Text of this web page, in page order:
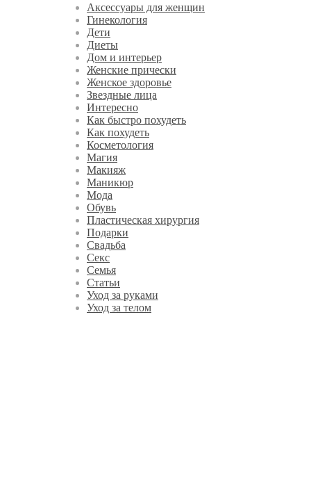
Аксессуары для женщин
Гинекология
Дети
Диеты
Дом и интерьер
Женские прически
Женское здоровье
Звездные лица
Интересно
Как быстро похудеть
Как похудеть
Косметология
Магия
Макияж
Маникюр
Мода
Обувь
Пластическая хирургия
Подарки
Свадьба
Секс
Семья
Статьи
Уход за руками
Уход за телом